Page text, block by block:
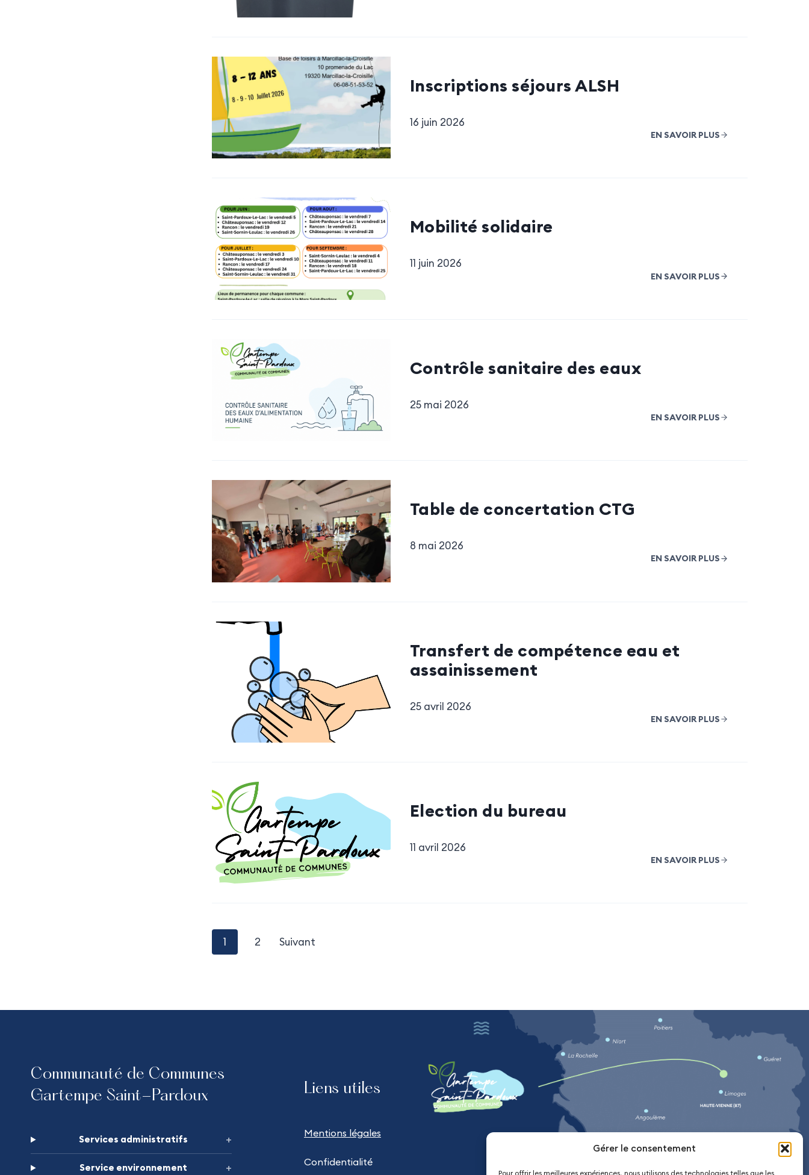
Gérer le consentement
Pour offrir les meilleures expériences, nous utilisons des technologies telles que les
Inscriptions séjours ALSH
16 juin 2026
EN SAVOIR PLUS
Mobilité solidaire
11 juin 2026
EN SAVOIR PLUS
Contrôle sanitaire des eaux
25 mai 2026
EN SAVOIR PLUS
Table de concertation CTG
8 mai 2026
EN SAVOIR PLUS
Transfert de compétence eau et
assainissement
25 avril 2026
EN SAVOIR PLUS
Election du bureau
11 avril 2026
EN SAVOIR PLUS
P
s
s
1 2 Suivant
Communauté de Communes
Gartempe Saint-Pardoux
Services administratifs
Service environnement
Liens utiles
Mentions légales
Confidentialité